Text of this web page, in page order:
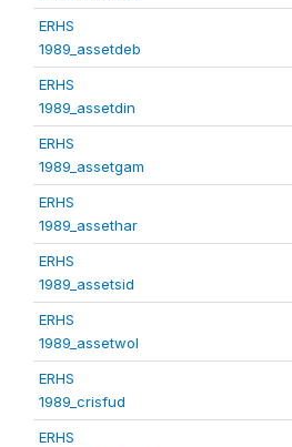
ERHS
1989_assetdeb
ERHS
1989_assetdin
ERHS
1989_assetgam
ERHS
1989_assethar
ERHS
1989_assetsid
ERHS
1989_assetwol
ERHS
1989_crisfud
ERHS